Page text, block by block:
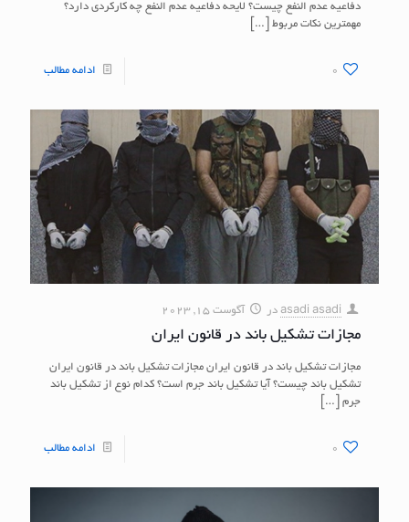
دفاعیه عدم النفع چیست؟ لایحه دفاعیه عدم النفع چه کارکردی دارد؟
مهمترین نکات مربوط […]
0 ادامه مطالب
asadi asadi در آگوست 15, 2023
مجازات تشکیل باند در قانون ایران
مجازات تشکیل باند در قانون ایران مجازات تشکیل باند در قانون ایران
تشکیل باند چیست؟ آیا تشکیل باند جرم است؟ کدام نوع از تشکیل باند
جرم […]
0 ادامه مطالب